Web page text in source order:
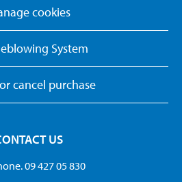
cookies
System
cancel purchase
US
09 427 05 830